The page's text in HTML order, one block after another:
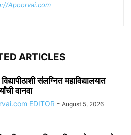
Apoorvai.com
ARTICLES
संलग्नित महाविद्यालयात
वानवा
EDITOR - August 5, 2026